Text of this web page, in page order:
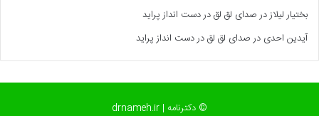
بختیار لیلازدرصدای لق لق در دست انداز پراید
آیدین احدی درصدای لق لق در دست انداز پراید
© دکترنامه | drnameh.ir